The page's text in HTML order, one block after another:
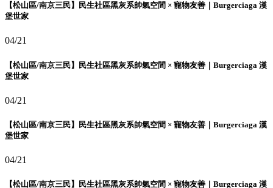
【松山區/南京三民】民生社區黑灰系帥氣空間 × 寵物友善｜Burgerciaga 漢
堡世家
04/21
【松山區/南京三民】民生社區黑灰系帥氣空間 × 寵物友善｜Burgerciaga 漢
堡世家
04/21
【松山區/南京三民】民生社區黑灰系帥氣空間 × 寵物友善｜Burgerciaga 漢
堡世家
04/21
【松山區/南京三民】民生社區黑灰系帥氣空間 × 寵物友善｜Burgerciaga 漢